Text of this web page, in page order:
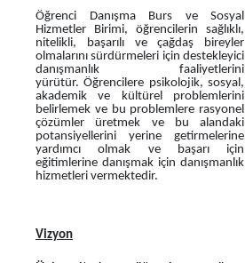
Öğrenci Danışma Burs ve Sosyal
Hizmetler Birimi, öğrencilerin sağlıklı,
nitelikli, başarılı ve çağdaş bireyler
olmalarını sürdürmeleri için destekleyici
danışmanlık faaliyetlerini
yürütür. Öğrencilere psikolojik, sosyal,
akademik ve kültürel problemlerini
belirlemek ve bu problemlere rasyonel
çözümler üretmek ve bu alandaki
potansiyellerini yerine getirmelerine
yardımcı olmak ve başarı için
eğitimlerine danışmak için danışmanlık
hizmetleri vermektedir.
Vizyon